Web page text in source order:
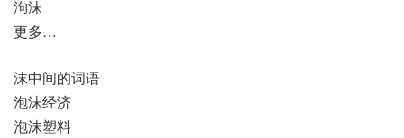
泃沫
更多…
沫中间的词语
泡沫经济
泡沫塑料